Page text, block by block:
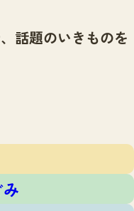
話題のいきものを